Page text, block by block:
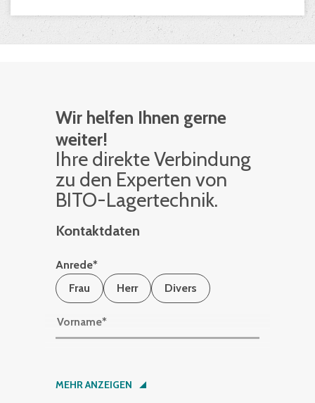
Wir helfen Ihnen gerne
weiter!
Ihre di­rek­te Ver­bin­dung
zu den Ex­per­ten von
BITO-La­ger­tech­nik.
Kontaktdaten
Anrede*
Frau
Herr Divers
Vorname*
Nachname*
MEHR ANZEIGEN